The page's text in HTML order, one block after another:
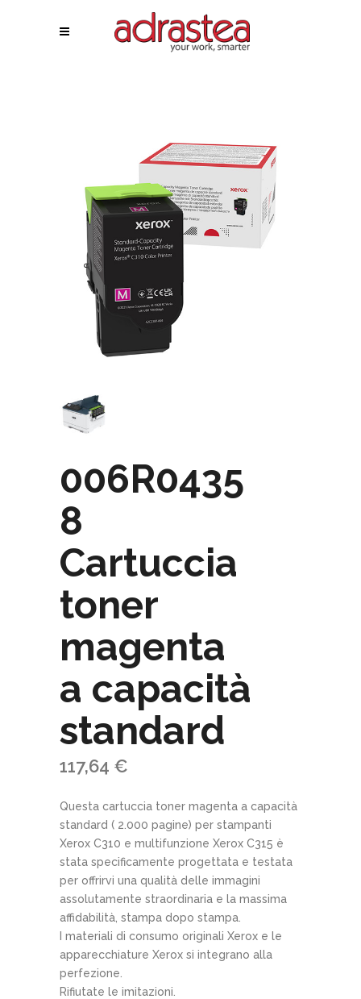
006R0435
8
Cartuccia
toner
magenta
a capacità
standard
117,64 €
Questa cartuccia toner magenta a capacità
standard ( 2.000 pagine) per stampanti
Xerox C310 e multifunzione Xerox C315 è
stata specificamente progettata e testata
per offrirvi una qualità delle immagini
assolutamente straordinaria e la massima
affidabilità, stampa dopo stampa.
I materiali di consumo originali Xerox e le
apparecchiature Xerox si integrano alla
perfezione.
Rifiutate le imitazioni.